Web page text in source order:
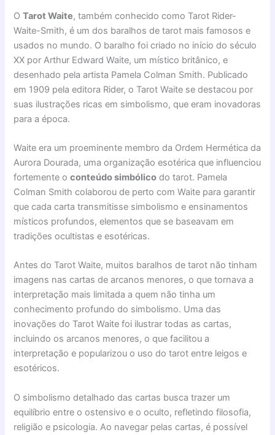
OTarot Waite, também conhecido como Tarot Rider-
Waite-Smith, é um dos baralhos de tarot mais famosos e
usados no mundo. O baralho foi criado no início do século
XX por Arthur Edward Waite, um místico britânico, e
desenhado pela artista Pamela Colman Smith. Publicado
em 1909 pela editora Rider, o Tarot Waite se destacou por
suas ilustrações ricas em simbolismo, que eram inovadoras
para a época.
Waite era um proeminente membro da Ordem Hermética da
Aurora Dourada, uma organização esotérica que influenciou
fortemente oconteúdo simbólico do tarot. Pamela
Colman Smith colaborou de perto com Waite para garantir
que cada carta transmitisse simbolismo e ensinamentos
místicos profundos, elementos que se baseavam em
tradições ocultistas e esotéricas.
Antes do Tarot Waite, muitos baralhos de tarot não tinham
imagens nas cartas de arcanos menores, o que tornava a
interpretação mais limitada a quem não tinha um
conhecimento profundo do simbolismo. Uma das
inovações do Tarot Waite foi ilustrar todas as cartas,
incluindo os arcanos menores, o que facilitou a
interpretação e popularizou o uso do tarot entre leigos e
esotéricos.
O simbolismo detalhado das cartas busca trazer um
equilíbrio entre o ostensivo e o oculto, refletindo filosofia,
religião e psicologia. Ao navegar pelas cartas, é possível